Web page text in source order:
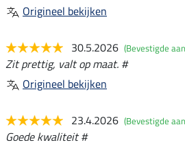
Origineel bekijken
30.5.2026 (Bevestigde
Zit prettig, valt op maat. #
Origineel bekijken
23.4.2026 (Bevestigde
Goede kwaliteit #